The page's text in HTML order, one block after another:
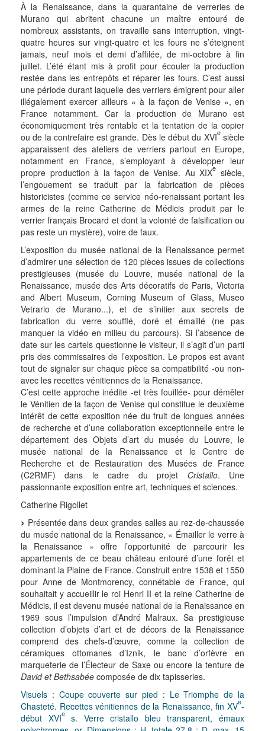
À la Renaissance, dans la quarantaine de verreries de
Murano qui abritent chacune un maître entouré de
nombreux assistants, on travaille sans interruption, vingt-
quatre heures sur vingt-quatre et les fours ne s’éteignent
jamais, neuf mois et demi d’affilée, de mi-octobre à fin
juillet. L’été étant mis à profit pour écouler la production
restée dans les entrepôts et réparer les fours. C’est aussi
une période durant laquelle des verriers émigrent pour aller
illégalement exercer ailleurs « à la façon de Venise », en
France notamment. Car la production de Murano est
économiquement très rentable et la tentation de la copier
ou de la contrefaire est grande. Dès le début du XVIesiècle
apparaissent des ateliers de verriers partout en Europe,
notamment en France, s’employant à développer leur
propre production à la façon de Venise. Au XIXe siècle,
l’engouement se traduit par la fabrication de pièces
historicistes (comme ce service néo-renaissant portant les
armes de la reine Catherine de Médicis produit par le
verrier français Brocard et dont la volonté de falsification ou
pas reste un mystère), voire de faux.
L’exposition du musée national de la Renaissance permet
d’admirer une sélection de 120 pièces issues de collections
prestigieuses (musée du Louvre, musée national de la
Renaissance, musée des Arts décoratifs de Paris, Victoria
and Albert Museum, Corning Museum of Glass, Museo
Vetrario de Murano...), et de s’initier aux secrets de
fabrication du verre soufflé, doré et émaillé (ne pas
manquer la vidéo en milieu du parcours). Si l’absence de
date sur les cartels questionne le visiteur, il s’agit d’un parti
pris des commissaires de l’exposition. Le propos est avant
tout de signaler sur chaque pièce sa compatibilité -ou non-
avec les recettes vénitiennes de la Renaissance.
C’est cette approche inédite -et très fouillée- pour démêler
le Vénitien de la façon de Venise qui constitue le deuxième
intérêt de cette exposition née du fruit de longues années
de recherche et d’une collaboration exceptionnelle entre le
département des Objets d’art du musée du Louvre, le
musée national de la Renaissance et le Centre de
Recherche et de Restauration des Musées de France
(C2RMF) dans le cadre du projet Cristallo. Une
passionnante exposition entre art, techniques et sciences.
Catherine Rigollet
Présentée dans deux grandes salles au rez-de-chaussée
du musée national de la Renaissance, « Émailler le verre à
la Renaissance » offre l’opportunité de parcourir les
appartements de ce beau château entouré d’une forêt et
dominant la Plaine de France. Construit entre 1538 et 1550
pour Anne de Montmorency, connétable de France, qui
souhaitait y accueillir le roi Henri II et la reine Catherine de
Médicis, il est devenu musée national de la Renaissance en
1969 sous l’impulsion d’André Malraux. Sa prestigieuse
collection d’objets d’art et de décors de la Renaissance
comprend des chefs-d’œuvre, comme la collection de
céramiques ottomanes d’Iznik, le banc d’orfèvre en
marqueterie de l’Électeur de Saxe ou encore la tenture de
David et Bethsabée composée de dix tapisseries.
Visuels : Coupe couverte sur pied : Le Triomphe de la
Chasteté. Recettes vénitiennes de la Renaissance, fin XVe-
début XVIes. Verre cristallo bleu transparent, émaux